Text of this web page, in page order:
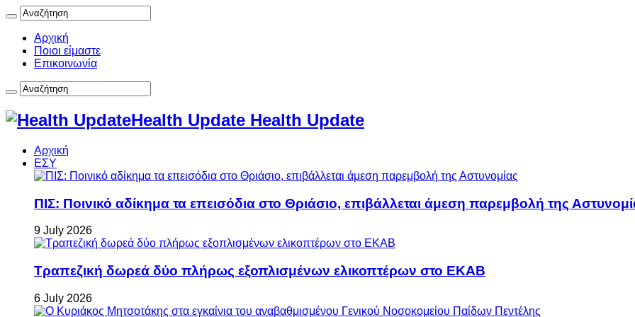
Αρχική
Ποιοι είμαστε
Επικοινωνία
Health Update Health Update
Αρχική
ΕΣΥ
ΠΙΣ: Ποινικό αδίκημα τα επεισόδια στο Θριάσιο, επιβάλλεται άμεση παρεμβολή της
9 July 2026
Τραπεζική δωρεά δύο πλήρως εξοπλισμένων ελικοπτέρων στο ΕΚΑΒ
6 July 2026